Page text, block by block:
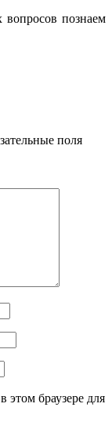
вопросов познаем
поля
этом браузере для